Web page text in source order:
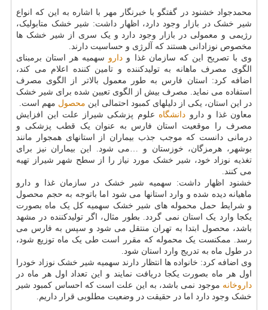
محمدجواد خشنود در گفتگو با خبرنگار مهر با اشاره به این که انواع
شیر خشک در بازار وجود دارد، اظهار داشت: شیر خشک متابولیک،
رژیمی و معمولی در بازار وجود دارد و یک سری از شیر خشک ها
مخصوص نوزادانی هستند که آلرژی و حساسیت دارند.
وی با تصریح این که سازمان غذا و دارو سهمیه هر استان برمبنای
الگوی مصرف ماهانه به تولیدکننده و تامین کننده اعلام می کند،
اضافه کرد: استان فارس به طور معمول بالاتر از الگوی مصرف
استفاده می نماید. مصرف بیش از الگوی تعیین شده برای شیر خشک
در این استان، یکی از دلیلهای کمبود احتمالی این محصول مهم است.
معاون غذا و دارو دانشگاه علوم پزشکی شیراز علت این افزایش
مصرف را موقعیت استان فارس به عنوان یک قطب پزشکی و
درمانی دانست که موجب جذب بیماران از استانهای همجوار مانند
بوشهر، هرمزگان، خوزستان و …می شود. این بیماران نیز برای
تغذیه نوزاد خود، شیر خشک مورد نیاز را از سطح شهر شیراز تهیه
می کنند.
خشنود اظهار داشت: سهمیه شیر خشک در سازمان غذا و دارو
ماهیانه دیده شده و وارد استانها می شود اما باتوجه به حجم محصول
و شرایط حمل محموله های شیر خشک سهمیه کل یک ماه بصورت
یکجا وارد یک استان نمی گردد. بطور مثال، اگر تولیدکننده در مشهد
باشد، محصول ابتدا به تهران منتقل می شود و سپس به فارس می
رسد. ممکنست یک محموله که مقرر است طی یک ماه توزیع شود،
در طول ماه به تدریج وارد استان شود.
وی اضافه کرد: خانواده ها انتظار دارند سهمیه شیر خشک نوزاد خودرا
اول هر ماه بصورت یکجا دریافت نمایند و این تعداد اول هر ماه در
داروخانه موجود نمی باشد، به این علت است که احساس کمبود شیر
خشک وجود دارد اما در حقیقت در وضعیت مطلوبی قرار داریم.